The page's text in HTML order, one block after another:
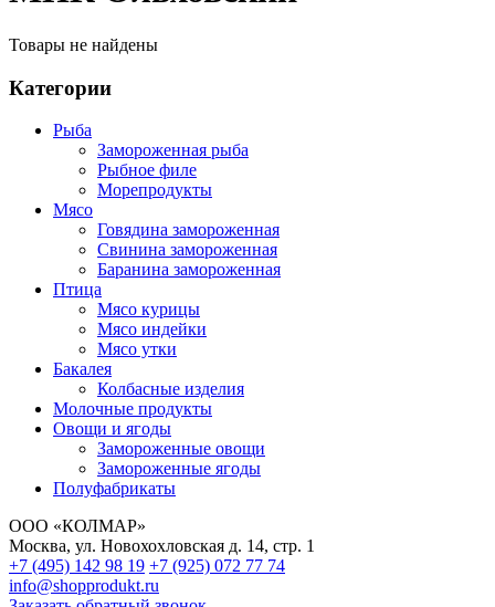
Товары не найдены
Категории
Рыба
Замороженная рыба
Рыбное филе
Морепродукты
Мясо
Говядина замороженная
Свинина замороженная
Баранина замороженная
Птица
Мясо курицы
Мясо индейки
Мясо утки
Бакалея
Колбасные изделия
Молочные продукты
Овощи и ягоды
Замороженные овощи
Замороженные ягоды
Полуфабрикаты
ООО «КОЛМАР»
Москва, ул. Новохохловская д. 14, стр. 1
+7 (495) 142 98 19 +7 (925) 072 77 74
info@shopprodukt.ru